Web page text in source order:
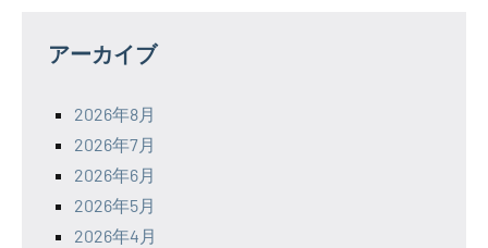
アーカイブ
2026年8月
2026年7月
2026年6月
2026年5月
2026年4月